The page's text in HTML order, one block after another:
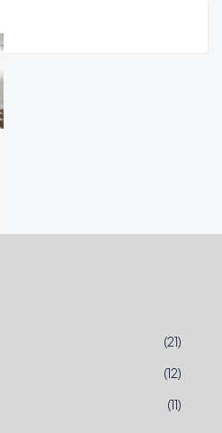
(21)
(12)
(11)